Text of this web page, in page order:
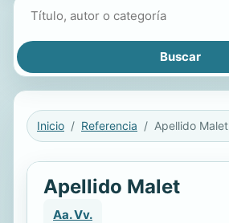
Inicio Referencia Apellido Malet
Apellido Malet
Aa. Vv.